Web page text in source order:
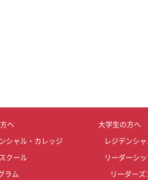
へ
シャル・カレッジ
クール
ラム
大学生の方へ
レジデンシ
リーダーシ
リーダーズ